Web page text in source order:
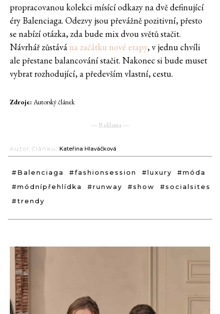
propracovanou kolekci mísící odkazy na dvě definující
éry Balenciaga. Odezvy jsou převážně pozitivní, přesto
se nabízí otázka, zda bude mix dvou světů stačit.
Návrhář zůstává na začátku nové etapy, v jednu chvíli
ale přestane balancování stačit. Nakonec si bude muset
vybrat rozhodující, a především vlastní, cestu.
Zdroje: Autorský článek
― Reklama ―
Autor článku: Kateřina Hlaváčková
#Balenciaga #fashionsession #luxury
#móda
#módnípřehlídka
#runway #show
#socialsites
#trendy